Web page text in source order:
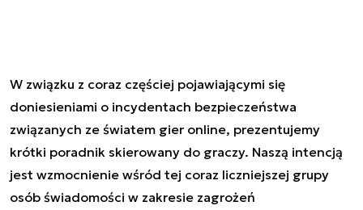
W związku z coraz częściej pojawiającymi się
doniesieniami o incydentach bezpieczeństwa
związanych ze światem gier online, prezentujemy
krótki poradnik skierowany do graczy. Naszą intencją
jest wzmocnienie wśród tej coraz liczniejszej grupy
osób świadomości w zakresie zagrożeń